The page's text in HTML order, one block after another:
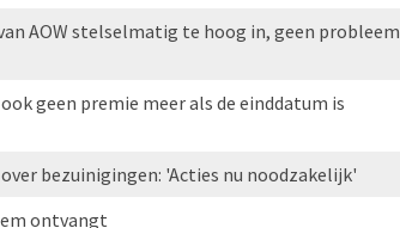
AOW stelselmatig te hoog in, geen probleem
geen premie meer als de einddatum is
bezuinigingen: 'Acties nu noodzakelijk'
ontvangt